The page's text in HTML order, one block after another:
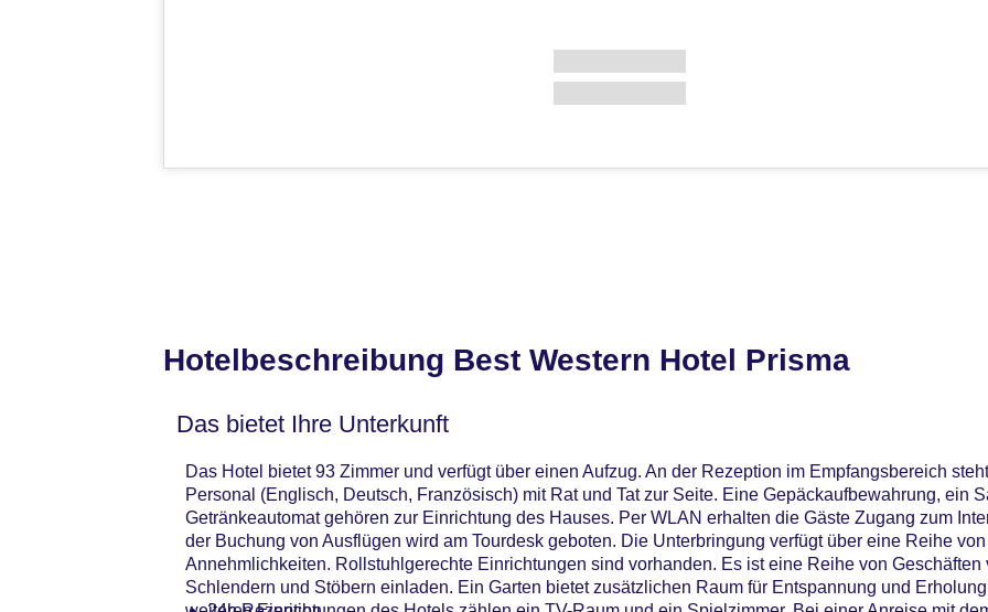
Hotelbeschreibung Best Western Hotel Prisma
Das bietet Ihre Unterkunft
Das Hotel bietet 93 Zimmer und verfügt über einen Aufzug. An der Rezeption im Empfangsbereich
Personal (Englisch, Deutsch, Französisch) mit Rat und Tat zur Seite. Eine Gepäckaufbewahrung, ein
Getränkeautomat gehören zur Einrichtung des Hauses. Per WLAN erhalten die Gäste Zugang zum
der Buchung von Ausflügen wird am Tourdesk geboten. Die Unterbringung verfügt über eine Reihe
Annehmlichkeiten. Rollstuhlgerechte Einrichtungen sind vorhanden. Es ist eine Reihe von Geschäften
Schlendern und Stöbern einladen. Ein Garten bietet zusätzlichen Raum für Entspannung und